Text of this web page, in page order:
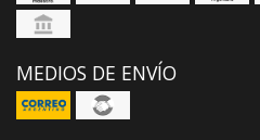
MEDIOS DE ENVÍO